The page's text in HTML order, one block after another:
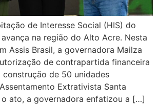
de Interesse Social (HIS) do
na região do Alto Acre. Nesta
Assis Brasil, a governadora Mailza
de contrapartida financeira
de 50 unidades
Extrativista Santa
o ato, a governadora enfatizou a […]